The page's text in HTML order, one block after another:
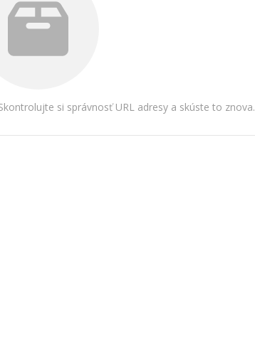
si správnosť URL adresy a skúste to znova.